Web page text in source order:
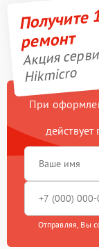
ремонт
Акция
Hikmicro
При
Отправляя, Вы